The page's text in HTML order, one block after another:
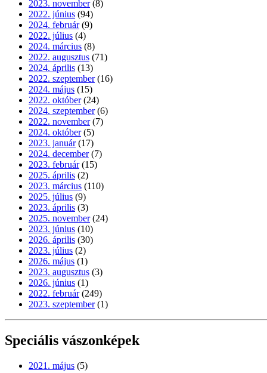
2023. november (8)
2022. június (94)
2024. február (9)
2022. július (4)
2024. március (8)
2022. augusztus (71)
2024. április (13)
2022. szeptember (16)
2024. május (15)
2022. október (24)
2024. szeptember (6)
2022. november (7)
2024. október (5)
2023. január (17)
2024. december (7)
2023. február (15)
2025. április (2)
2023. március (110)
2025. július (9)
2023. április (3)
2025. november (24)
2023. június (10)
2026. április (30)
2023. július (2)
2026. május (1)
2023. augusztus (3)
2026. június (1)
2022. február (249)
2023. szeptember (1)
Speciális vászonképek
2021. május (5)